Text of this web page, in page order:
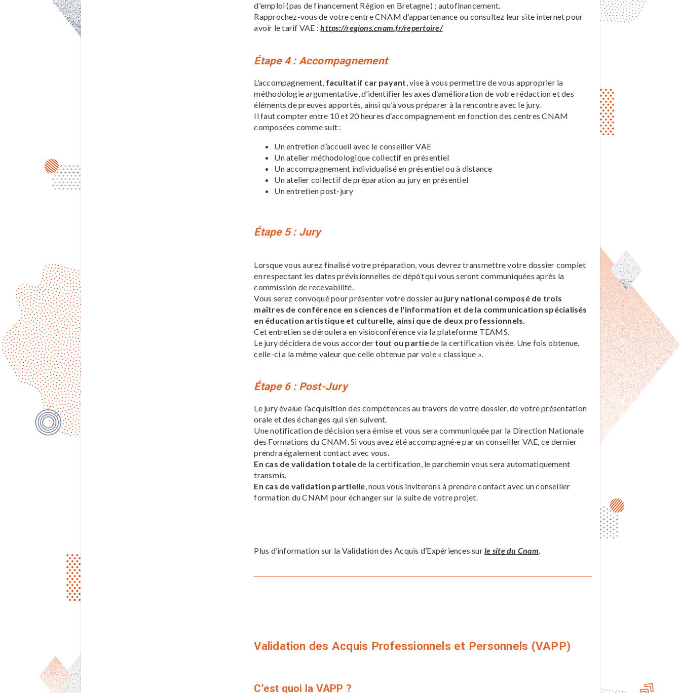
d'emploi (pas de financement Région en Bretagne) ; autofinancement.
Rapprochez-vous de votre centre CNAM d’appartenance ou consultez leur site internet pour
avoir le tarif VAE :https://regions.cnam.fr/repertoire/
Étape 4 : Accompagnement
L’accompagnement, facultatif car payant, vise à vous permettre de vous approprier la
méthodologie argumentative, d’identifier les axes d’amélioration de votre rédaction et des
éléments de preuves apportés, ainsi qu’à vous préparer à la rencontre avec le jury.
Il faut compter entre 10 et 20 heures d’accompagnement en fonction des centres CNAM
composées comme suit :
Un entretien d’accueil avec le conseiller VAE
Un atelier méthodologique collectif en présentiel
Un accompagnement individualisé en présentiel ou à distance
Un atelier collectif de préparation au jury en présentiel
Un entretien post-jury
Étape 5: Jury
Lorsque vous aurez finalisé votre préparation, vous devrez transmettre votre dossier complet
enrespectant les dates prévisionnelles de dépôtqui vous seront communiquées après la
commission de recevabilité.
Vous serez convoqué pour présenter votre dossier au jury national composé de trois
maîtres de conférence en sciences de l'information et de la communication spécialisés
en éducation artistique et culturelle, ainsi que de deux professionnels.
Cet entretien se déroulera en visioconférence via la plateforme TEAMS.
Le jury décidera de vous accorder tout ou partiede la certification visée. Une fois obtenue,
celle-ci a la même valeur que celle obtenue par voie « classique ».
Étape 6: Post-Jury
Le jury évalue l’acquisition des compétences au travers de votre dossier, de votre présentation
orale et des échanges qui s’en suivent.
Une notification de décision sera émise et vous sera communiquée par la Direction Nationale
des Formations du CNAM. Si vous avez été accompagné·e par un conseiller VAE, ce dernier
prendra également contact avec vous.
En cas de validation totalede la certification, le parchemin vous sera automatiquement
transmis.
En cas de validation partielle, nous vous inviterons à prendre contact avec un conseiller
formation du CNAM pour échanger sur la suite de votre projet.
Plus d’information sur la Validation des Acquis d’Expériences surle site du Cnam.
Validation des Acquis Professionnels et Personnels (VAPP)
C’est quoi la VAPP ?